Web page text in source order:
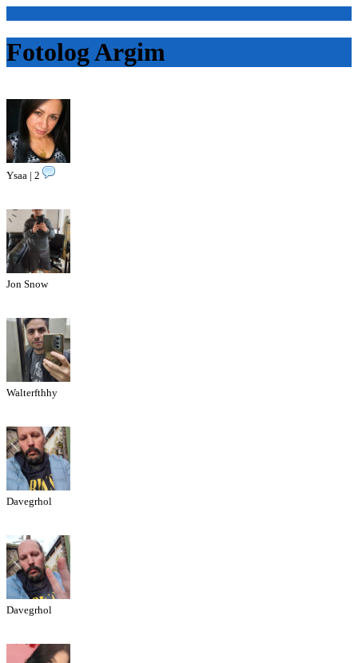
Fotolog Argim
Ysaa | 2
Jon Snow
Walterfthhy
Davegrhol
Davegrhol